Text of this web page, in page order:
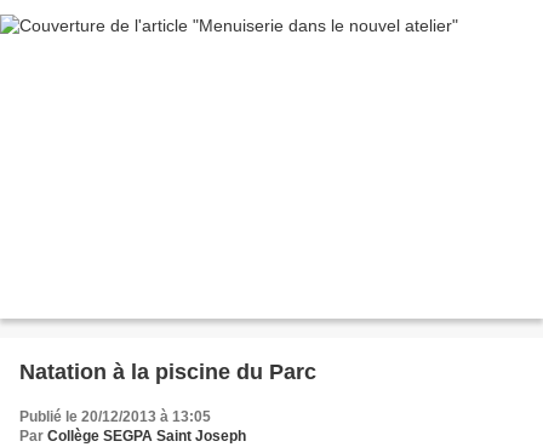
Natation à la piscine du Parc
Publié le 20/12/2013 à 13:05
Par Collège SEGPA Saint Joseph